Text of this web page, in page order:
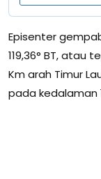
Episenter
119,36° BT, atau
Km arah Timur
pada kedalaman